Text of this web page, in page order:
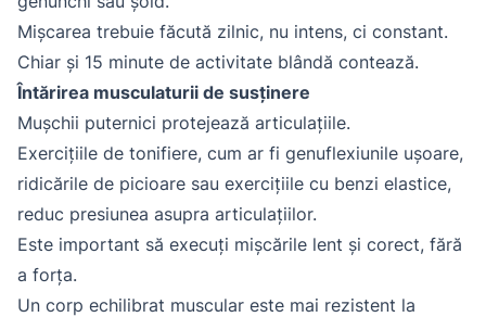
Mișcarea trebuie făcută zilnic, nu intens, ci constant.
Chiar și 15 minute de activitate blândă contează.
Întărirea musculaturii de susținere
Mușchii puternici protejează articulațiile.
Exercițiile de tonifiere, cum ar fi genuflexiunile ușoare,
ridicările de picioare sau exercițiile cu benzi elastice,
reduc presiunea asupra articulațiilor.
Este important să execuți mișcările lent și corect, fără
a forța.
Un corp echilibrat muscular este mai rezistent la